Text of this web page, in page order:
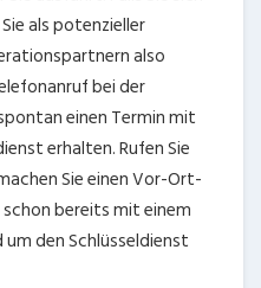
als potenzieller
also
bei der
einen Termin mit
erhalten. Rufen Sie
Sie einen Vor-Ort-
schon bereits mit einem
den Schlüsseldienst